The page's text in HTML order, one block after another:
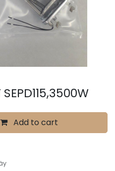
SEPD115,3500W
Add to cart